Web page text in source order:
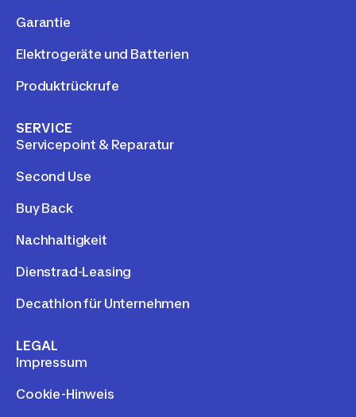
Garantie
Elektrogeräte und Batterien
Produktrückrufe
SERVICE
Servicepoint & Reparatur
Second Use
Buy Back
Nachhaltigkeit
Dienstrad-Leasing
Decathlon für Unternehmen
LEGAL
Impressum
Cookie-Hinweis